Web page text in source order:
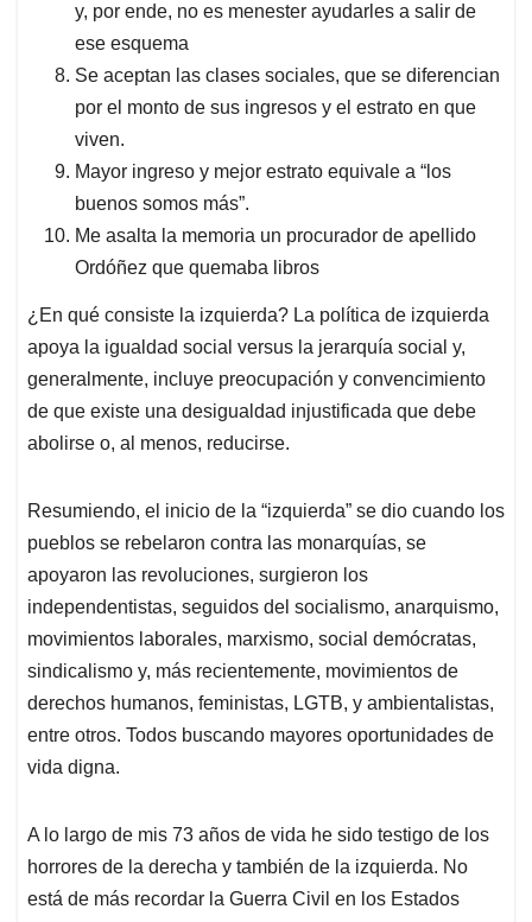
y, por ende, no es menester ayudarles a salir de
ese esquema
Se aceptan las clases sociales, que se diferencian
por el monto de sus ingresos y el estrato en que
viven.
Mayor ingreso y mejor estrato equivale a “los
buenos somos más”.
Me asalta la memoria un procurador de apellido
Ordóñez que quemaba libros
¿En qué consiste la izquierda? La política de izquierda
apoya la igualdad social versus la jerarquía social y,
generalmente, incluye preocupación y convencimiento
de que existe una desigualdad injustificada que debe
abolirse o, al menos, reducirse.
Resumiendo, el inicio de la “izquierda” se dio cuando los
pueblos se rebelaron contra las monarquías, se
apoyaron las revoluciones, surgieron los
independentistas, seguidos del socialismo, anarquismo,
movimientos laborales, marxismo, social demócratas,
sindicalismo y, más recientemente, movimientos de
derechos humanos, feministas, LGTB, y ambientalistas,
entre otros. Todos buscando mayores oportunidades de
vida digna.
A lo largo de mis 73 años de vida he sido testigo de los
horrores de la derecha y también de la izquierda. No
está de más recordar la Guerra Civil en los Estados